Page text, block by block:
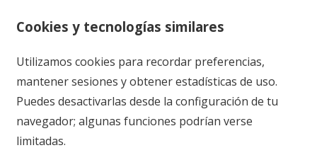
Cookies y tecnologías similares
Utilizamos cookies para recordar preferencias,
mantener sesiones y obtener estadísticas de uso.
Puedes desactivarlas desde la configuración de tu
navegador; algunas funciones podrían verse
limitadas.